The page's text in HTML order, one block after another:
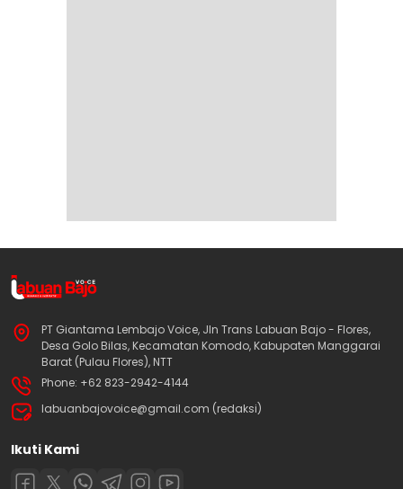
PT Giantama Lembajo Voice, Jln Trans Labuan Bajo - Flores,
Desa Golo Bilas, Kecamatan Komodo, Kabupaten Manggarai
Barat (Pulau Flores), NTT
Phone: +62 823-2942-4144
labuanbajovoice@gmail.com (redaksi)
Ikuti Kami